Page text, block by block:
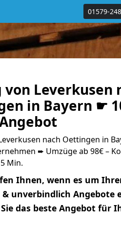
01579-
von Leverkusen
in Bayern ☛
nach Oettingen in
➨ Umzüge ab 98€ –
Min.
Ihnen, wenn es um
& unverbindlich Angebote
das beste Angebot für